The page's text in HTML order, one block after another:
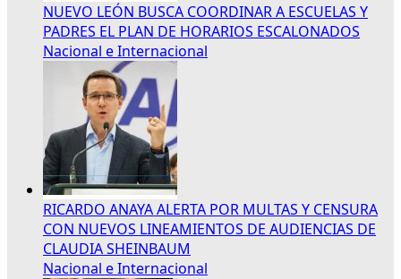
NUEVO LEÓN BUSCA COORDINAR A ESCUELAS Y
PADRES EL PLAN DE HORARIOS ESCALONADOS
Nacional e Internacional
RICARDO ANAYA ALERTA POR MULTAS Y CENSURA
CON NUEVOS LINEAMIENTOS DE AUDIENCIAS DE
CLAUDIA SHEINBAUM
Nacional e Internacional